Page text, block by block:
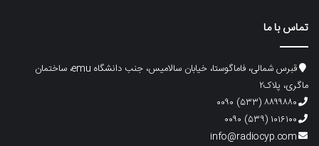
تماس با ما
قبرس شمالی، فاماگوستا، خیابان سالامیس، جنب دانشگاه emu، ساختمان
ماگری، پلاک۲
۸۸۹۹۸۸۰ (۵۳۳) ۰۰۹۰
۱۰۱۶۱۰۰ (۵۳۹) ۰۰۹۰
info@radiocyp.com